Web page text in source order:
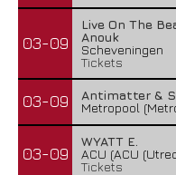
03-09
Live On The
Anouk
Scheveningen
Tickets
03-09
Antimatter &
Metropool
03-09
WYATT E.
ACU (ACU
Tickets